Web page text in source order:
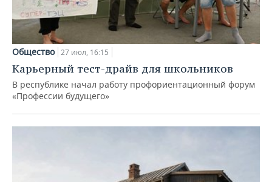
Общество 27 июл, 16:15
Карьерный тест-драйв для школьников
В республике начал работу профориентационный форум
«Профессии будущего»